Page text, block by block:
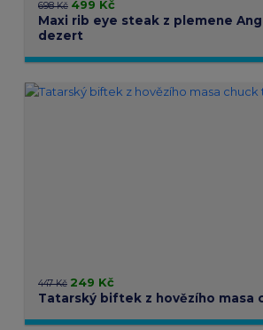
698 Kč 499 Kč
Maxi rib eye steak z plemene
dezert
447 Kč 249 Kč
Tatarský biftek z hovězího masa